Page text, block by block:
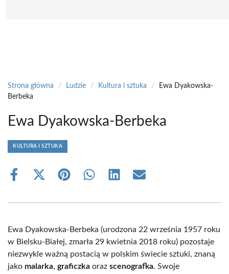
Strona główna / Ludzie / Kultura i sztuka /
Ewa Dyakowska-
Berbeka
Ewa Dyakowska-Berbeka
KULTURA I SZTUKA
Share
Share
(Twitter)
Share Share Share Share
Ewa Dyakowska-Berbeka (urodzona 22 września 1957 roku
w Bielsku-Białej, zmarła 29 kwietnia 2018 roku) pozostaje
niezwykle ważną postacią w polskim świecie sztuki, znaną
jako malarka, graficzka oraz scenografka. Swoje